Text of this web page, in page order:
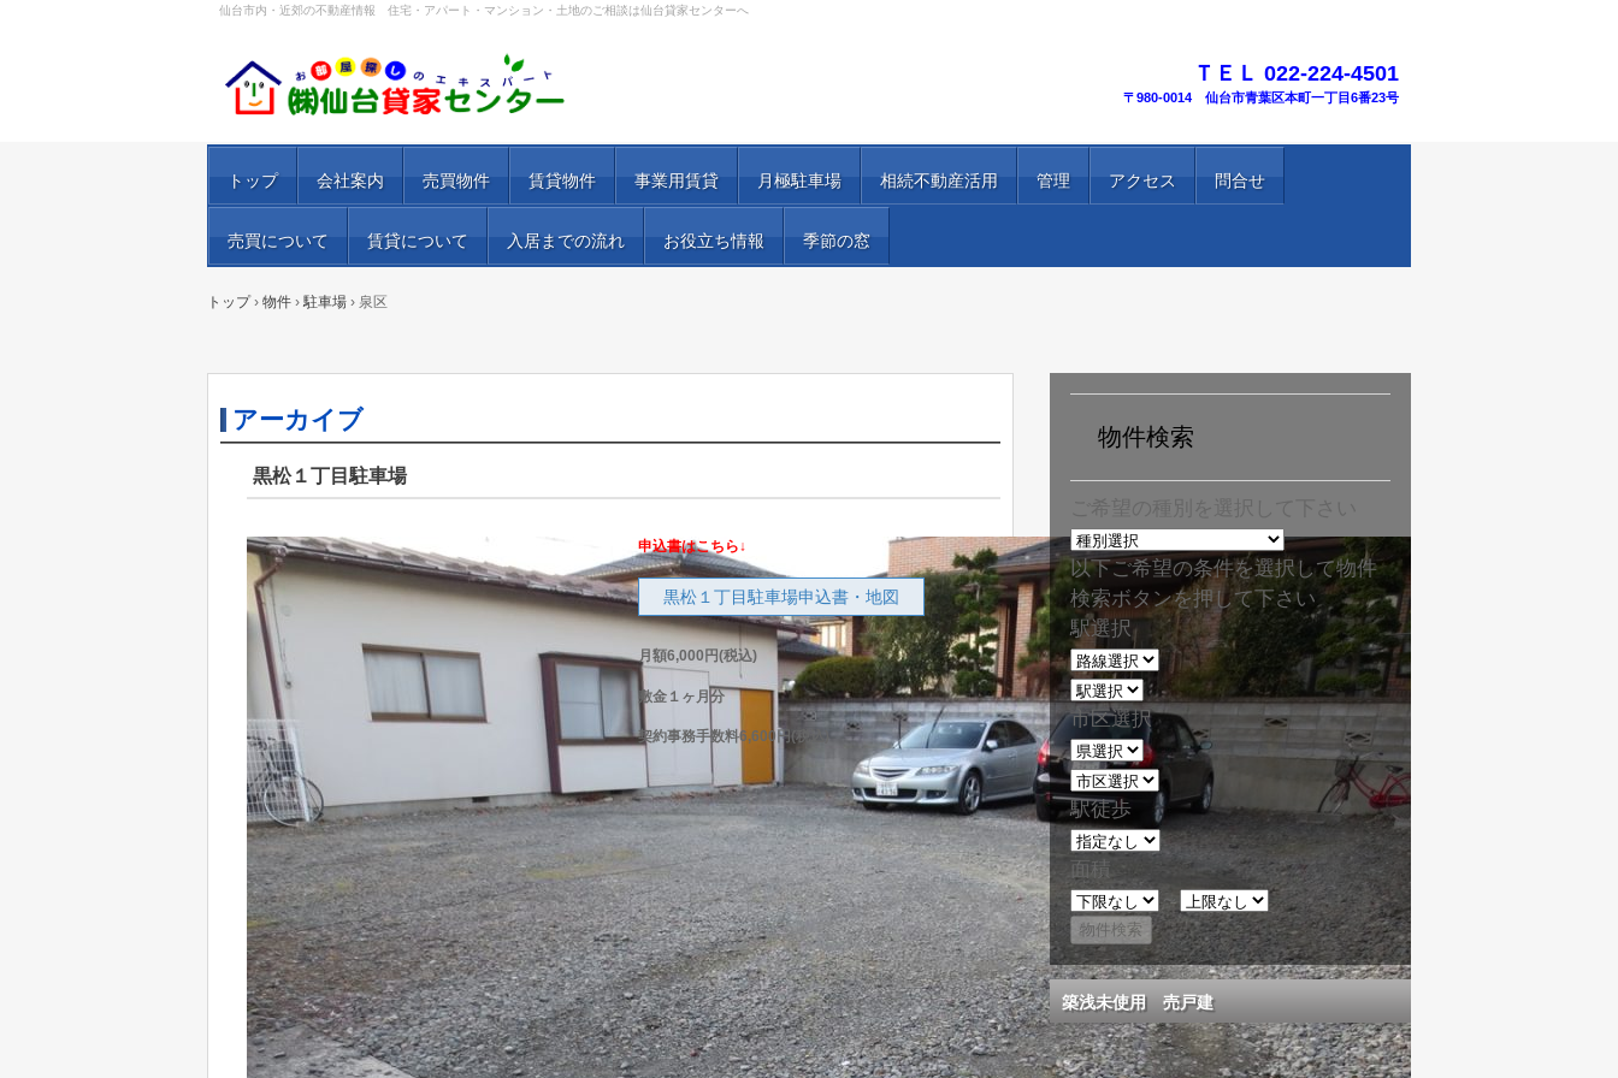
仙台市内・近郊の不動産情報 住宅・アパート・マンション・土地のご相談は仙台貸家センターへ
ＴＥＬ 022-224-4501
〒980-0014 仙台市青葉区本町一丁目6番23号
トップ 会社案内 売買物件 賃貸物件 事業用賃貸 月極駐車場 相続不動産活用 管理 アクセス 問合せ
売買について 賃貸について 入居までの流れ お役立ち情報 季節の窓
トップ › 物件 › 駐車場 › 泉区
アーカイブ
黒松１丁目駐車場
申込書はこちら↓
黒松１丁目駐車場申込書・地図
月額6,000円(税込)
敷金１ヶ月分
契約事務手数料6,600円(税込)
物件検索
以下ご希望の条件を選択して物件
検索ボタンを押して下さい
駅選択
市区選択
駅徒歩
面積
～
築浅未使用 売戸建